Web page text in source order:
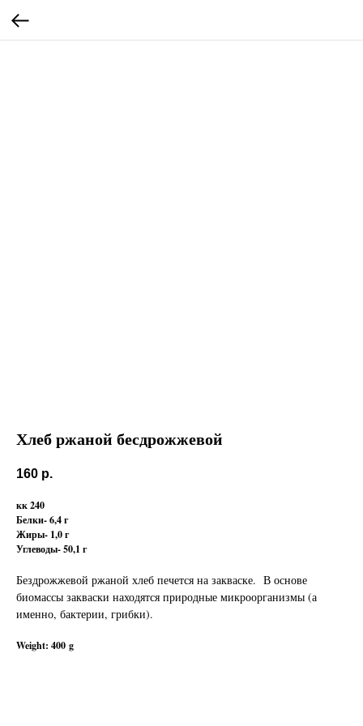
Хлеб ржаной бесдрожжевой
160 р.
кк 240
Белки- 6,4 г
Жиры- 1,0 г
Углеводы- 50,1 г
Бездрожжевой ржаной хлеб печется на закваске. В основе
биомассы закваски находятся природные микроорганизмы (а
именно, бактерии, грибки).
Weight: 400 g